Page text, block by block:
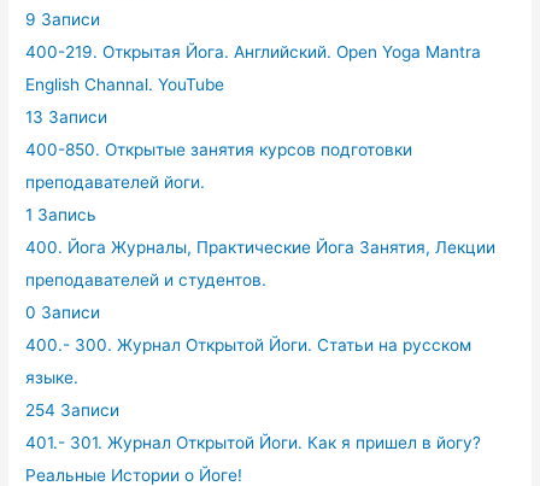
9 Записи
400-219. Открытая Йога. Английский. Open Yoga Mantra
English Channal. YouTube
13 Записи
400-850. Открытые занятия курсов подготовки
преподавателей йоги.
1 Запись
400. Йога Журналы, Практические Йога Занятия, Лекции
преподавателей и студентов.
0 Записи
400.- 300. Журнал Открытой Йоги. Статьи на русском
языке.
254 Записи
401.- 301. Журнал Открытой Йоги. Как я пришел в йогу?
Реальные Истории о Йоге!